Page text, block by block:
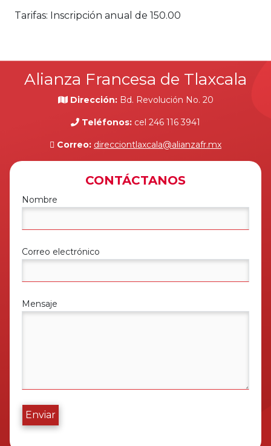
Tarifas: Inscripción anual de 150.00
Alianza Francesa de Tlaxcala
Dirección: Bd. Revolución No. 20
Teléfonos: cel 246 116 3941
Correo: direcciontlaxcala@alianzafr.mx
CONTÁCTANOS
Nombre
Correo electrónico
Mensaje
Enviar